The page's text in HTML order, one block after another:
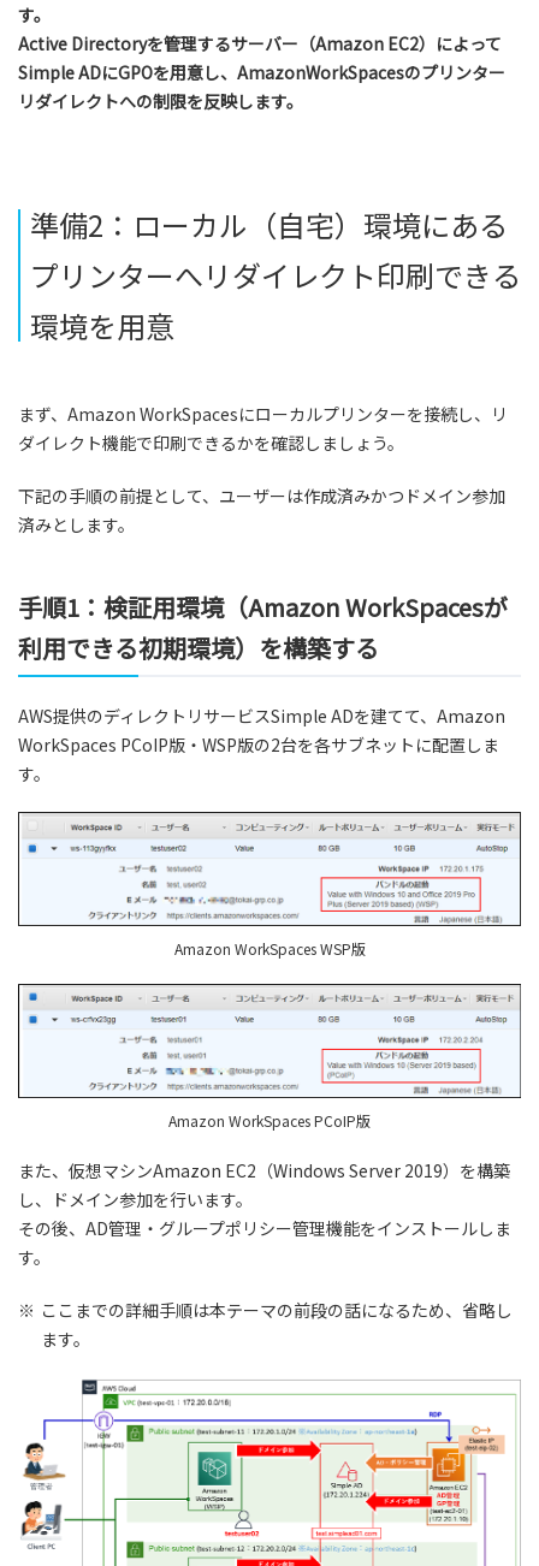
す。
Active Directoryを管理するサーバー（Amazon EC2）によって
Simple ADにGPOを用意し、AmazonWorkSpacesのプリンター
リダイレクトへの制限を反映します。
準備2：ローカル（自宅）環境にある
プリンターへリダイレクト印刷できる
環境を用意
まず、Amazon WorkSpacesにローカルプリンターを接続し、リ
ダイレクト機能で印刷できるかを確認しましょう。
下記の手順の前提として、ユーザーは作成済みかつドメイン参加
済みとします。
手順1：検証用環境（Amazon WorkSpacesが
利用できる初期環境）を構築する
AWS提供のディレクトリサービスSimple ADを建てて、Amazon
WorkSpaces PCoIP版・WSP版の2台を各サブネットに配置しま
す。
Amazon WorkSpaces WSP版
Amazon WorkSpaces PCoIP版
また、仮想マシンAmazon EC2（Windows Server 2019）を構築
し、ドメイン参加を行います。
その後、AD管理・グループポリシー管理機能をインストールしま
す。
※ ここまでの詳細手順は本テーマの前段の話になるため、省略し
ます。